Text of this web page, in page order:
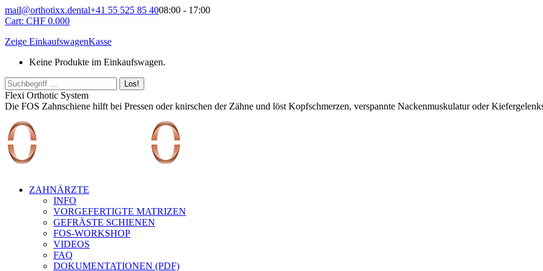
Zum
Inhalt
mail@orthotixx.dental+41 55 525 85 4008:00 - 17:00
Cart: CHF 0.000
Zeige EinkaufswagenKasse
Keine Produkte im Einkaufswagen.
Facebook
page
opens
new
window
YouTube
page
opens
new
window
Search:
Flexi Orthotic System
Die FOS Zahnschiene hilft bei Pressen oder knirschen der Zähne und löst Kopfschmerzen, verspannte Nackenmuskulatur oder
ZAHNÄRZTE
INFO
VORGEFERTIGTE MATRIZEN
GEFRÄSTE SCHIENEN
FOS-WORKSHOP
VIDEOS
FAQ
DOKUMENTATIONEN (PDF)